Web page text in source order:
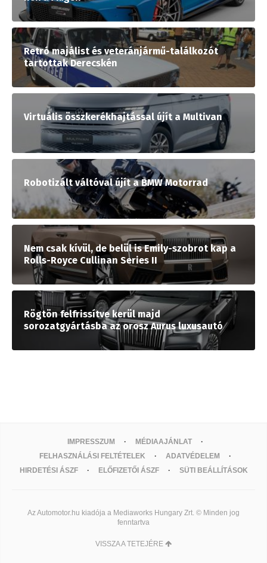
Retró majálist és veteránjármű-találkozót
tartottak Derecskén
Virtuális összkerékhajtással újít a Multivan
Robotizált váltóval újít a BMW Motorrad
Nem csak kívül, de belül is Emily-szobrot kap a
Rolls-Royce Cullinan Series II
Rögtön felfrissítve kerül majd
sorozatgyártásba az orosz Aurus luxusautó
IMPRESSZUM
MÉDIAAJÁNLAT
FELHASZNÁLÁSI FELTÉTELEK
ADATVÉDELEM
HIRDETÉSI ÁSZF
ELŐFIZETŐI ÁSZF SÜTI BEÁLLÍTÁSOK
Az Automotor.hu kiadója a Mediaworks Hungary Zrt. © Minden jog
fenntartva
VISSZA A TETEJÉRE